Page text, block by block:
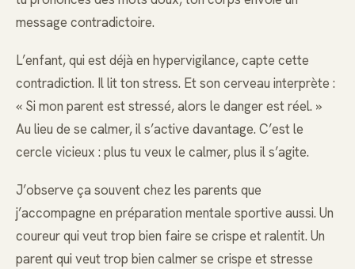
message contradictoire.
L’enfant, qui est déjà en hypervigilance, capte cette
contradiction. Il lit ton stress. Et son cerveau interprète :
« Si mon parent est stressé, alors le danger est réel. »
Au lieu de se calmer, il s’active davantage. C’est le
cercle vicieux : plus tu veux le calmer, plus il s’agite.
J’observe ça souvent chez les parents que
j’accompagne en préparation mentale sportive aussi. Un
coureur qui veut trop bien faire se crispe et ralentit. Un
parent qui veut trop bien calmer se crispe et stresse